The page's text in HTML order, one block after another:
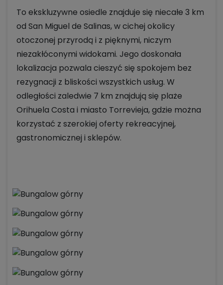
To ekskluzywne osiedle znajduje się niecałe 3 km
od San Miguel de Salinas, w cichej okolicy
otoczonej przyrodą i z pięknymi, niczym
niezakłóconymi widokami. Jego doskonała
lokalizacja pozwala cieszyć się spokojem bez
rezygnacji z bliskości wszystkich usług. W
odległości zaledwie 7 km znajdują się plaże
Orihuela Costa i miasto Torrevieja, gdzie można
korzystać z szerokiej oferty rekreacyjnej,
gastronomicznej i sklepów.